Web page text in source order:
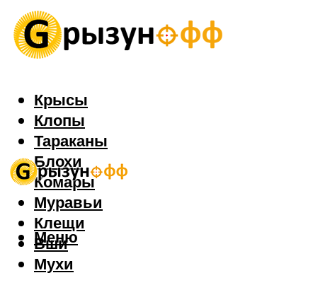
Крысы
Клопы
Тараканы
Блохи
Комары
Муравьи
Клещи
Вши
Мухи
Меню